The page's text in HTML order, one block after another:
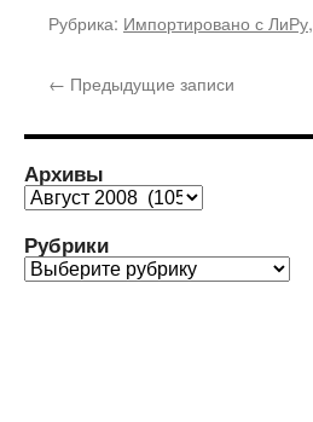
Рубрика: Импортировано с ЛиРу,
← Предыдущие записи
Архивы
Архивы
Рубрики
Рубрики